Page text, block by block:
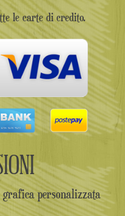
le carte di credito.
grafica personalizzata